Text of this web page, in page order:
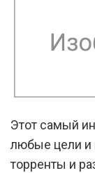
Этот самый
любые цели и
торренты и